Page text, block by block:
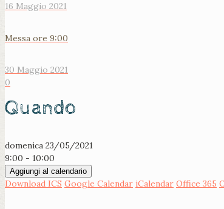
16 Maggio 2021
Messa ore 9:00
30 Maggio 2021
0
Quando
domenica 23/05/2021
9:00 - 10:00
Aggiungi al calendario
Download ICS Google Calendar iCalendar Office 365